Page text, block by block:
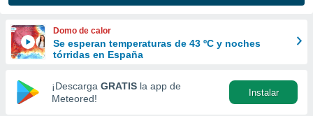
y
forma
digital
basada
Domo de calor
Se esperan temperaturas de 43 ºC y noches
tórridas en España
¡Descarga GRATIS la app de
Meteored!
Instalar